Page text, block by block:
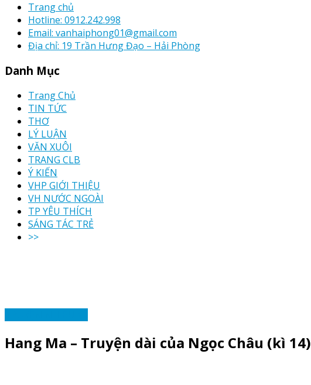
Trang chủ
Hotline: 0912.242.998
Email: vanhaiphong01@gmail.com
Địa chỉ: 19 Trần Hưng Đạo – Hải Phòng
Danh Mục
Trang Chủ
TIN TỨC
THƠ
LÝ LUẬN
VĂN XUÔI
TRANG CLB
Ý KIẾN
VHP GIỚI THIỆU
VH NƯỚC NGOÀI
TP YÊU THÍCH
SÁNG TÁC TRẺ
>>
Hang Ma – Truyện dài của Ngọc Châu (kì 14)